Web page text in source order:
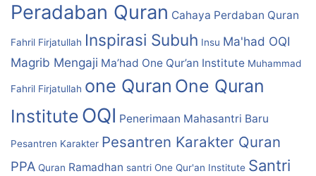
Peradaban Quran Cahaya Perdaban Quran
Fahril Firjatullah Inspirasi Subuh Insu Ma'had OQI
Magrib Mengaji Ma’had One Qur’an Institute Muhammad
Fahril Firjatullah one Quran One Quran
Institute OQI Penerimaan Mahasantri Baru
Pesantren Karakter Pesantren Karakter Quran
PPA Quran Ramadhan santri One Qur'an Institute Santri